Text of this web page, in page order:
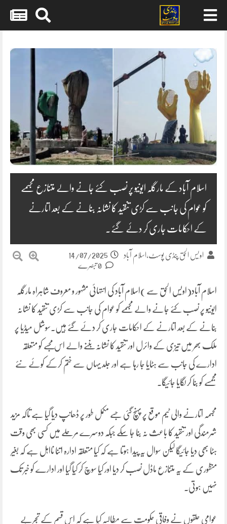
content
اسلام آباد کے مارگلہ ایونیو پر نصب کئے جانے والے متنازع مجسمے
کو عوام کی جانب سے کڑی تنقید کا نشانہ بنانے کے بعد اتارنے
کے احکامات جاری کر دئے گئے۔
اویس الحق پنڈی پوسٹ،اسلام آباد
14/07/2025
اسلام آباد(اویس الحق سے )اسلام آباد کی انتہائی مشہور و معروف شاہراہ مارگلہ
ایونیو پر نصب کئے جانے والے مجسمے کو عوام کی جانب سے کڑی تنقید کا نشانہ
بنانے کے بعد اتارنے کے احکامات جاری کر دئے گئے ہیں۔سوشل میڈیا پر
ملک بھر میں تیزی کے وائرل اور تنقید کا نشانہ بننے والے اس مجسے کو متعلقہ
ادارے کی جانب سے ہٹایا جا رہا ہے اور جلد یہاں سے ختم کرکے کوئے نئے
مجمسے کو بنا کر لگایا جائیگا۔
مجسمہ اتارنے والی ٹیم موقع پر پہنچ گئی جسے مکمل طور پر ڈھانپ دیا گیا ہے تاکہ مزید
شرمندگی اور تنقید کا باعث نہ بنا جا سکے جبکہ دوسرے مرحلے میں کسی بھی وقت
ہٹا بھی دیا جائیگا لیکن سوال یہ پیدا ہوتا ہے کہ کیا متعلقہ ادارہ اتنا نااہل ہے کہ بغیر
منظوری کے یہ متنازع ماڈل نصب کر دیا اور کیا سوچ کر کیا گیا اور ادارے کو خبر تک
نہیں ہوتی.
عوامی حلقوں نے وفاقی حکومت سے مطالبہ کیا ہے کہ اس قسم کے تجربے